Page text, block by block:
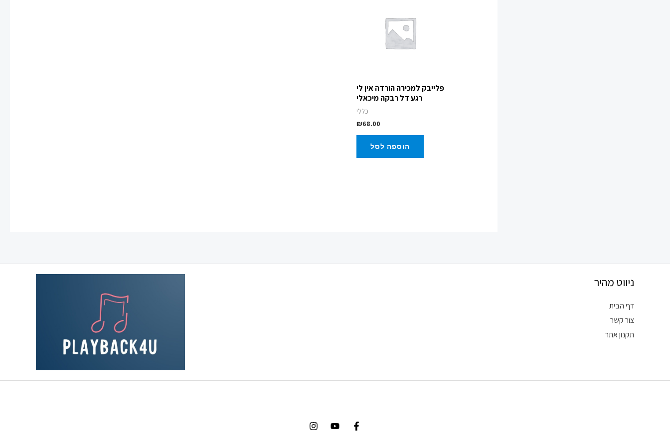
פלייבק למכירה הורדה אין לי
רגע דל רבקה מיכאלי
כללי
₪68.00
הוספה לסל
ניווט מהיר
דף הבית
צור קשר
תקנון אתר